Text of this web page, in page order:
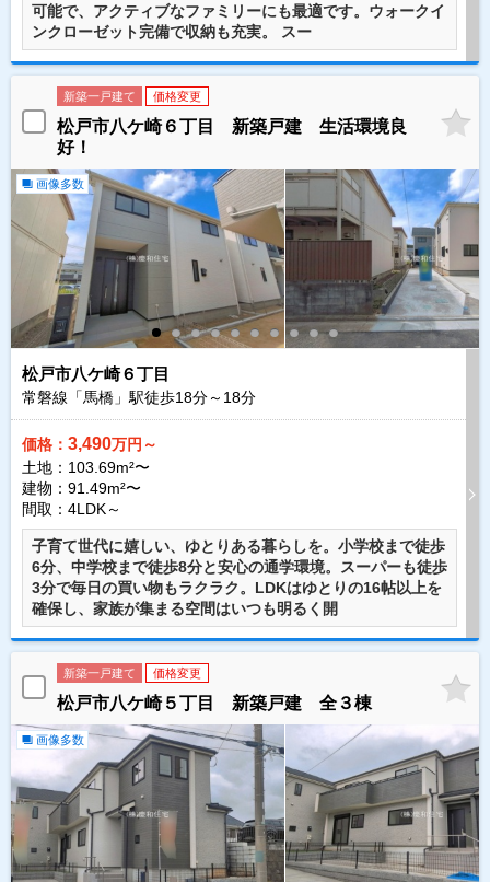
可能で、アクティブなファミリーにも最適です。ウォークイ
ンクローゼット完備で収納も充実。 スー
新築一戸建て 価格変更
松戸市八ケ崎６丁目 新築戸建 生活環境良
好！
画像多数
松戸市八ケ崎６丁目
常磐線「馬橋」駅徒歩18分～ 18分
価格： 3,490万円～
土地：103.69m²〜
建物：91.49m²〜
間取：4LDK～
子育て世代に嬉しい、ゆとりある暮らしを。小学校まで徒歩
6分、中学校まで徒歩8分と安心の通学環境。スーパーも徒歩
3分で毎日の買い物もラクラク。LDKはゆとりの16帖以上を
確保し、家族が集まる空間はいつも明るく開
新築一戸建て 価格変更
松戸市八ケ崎５丁目 新築戸建 全３棟
画像多数